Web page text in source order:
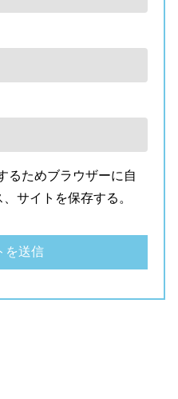
るためブラウザーに自
サイトを保存する。